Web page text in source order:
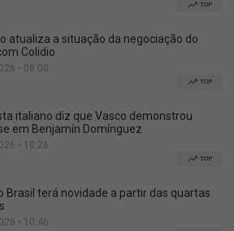
TOP
atualiza a situação da negociação do
Colidio
• 08:00
TOP
italiano diz que Vasco demonstrou
em Benjamín Domínguez
• 10:26
TOP
Brasil terá novidade a partir das quartas
• 10:46